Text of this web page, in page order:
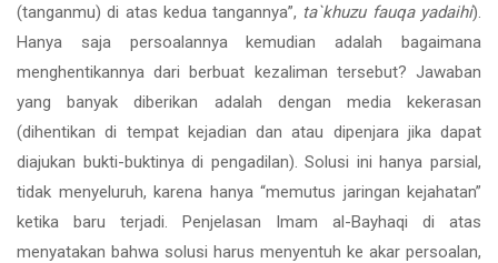
(tanganmu) di atas kedua tangannya”, ta`khuzu fauqa yadaihi).
Hanya saja persoalannya kemudian adalah bagaimana
menghentikannya dari berbuat kezaliman tersebut? Jawaban
yang banyak diberikan adalah dengan media kekerasan
(dihentikan di tempat kejadian dan atau dipenjara jika dapat
diajukan bukti-buktinya di pengadilan). Solusi ini hanya parsial,
tidak menyeluruh, karena hanya “memutus jaringan kejahatan”
ketika baru terjadi. Penjelasan Imam al-Bayhaqi di atas
menyatakan bahwa solusi harus menyentuh ke akar persoalan,